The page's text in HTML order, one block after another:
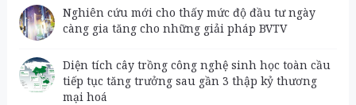
Nghiên cứu mới cho thấy mức độ đầu tư ngày
càng gia tăng cho những giải pháp BVTV
Diện tích cây trồng công nghệ sinh học toàn cầu
tiếp tục tăng trưởng sau gần 3 thập kỷ thương
mại hoá